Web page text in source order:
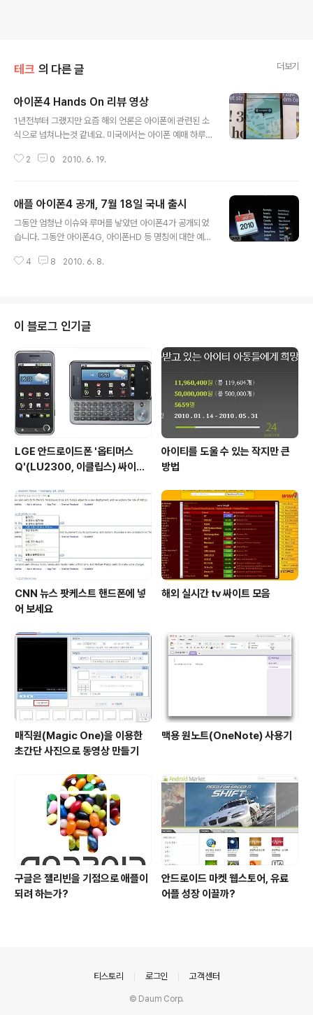
테크 의 다른 글 더보기
아이폰4 Hands On 리뷰 영상
1년전부터 그랬지만 요즘 해외 언론은 아이폰에 관련된 소
식으로 넘쳐나는것 같네요. 미국에서는 아이폰 예매 하루
리면서 예매 사흘만에 100만대를 돌파했던 3GS때의 기
않았하고 하네요. 전체적으로 주문이 워낙 많다보니 배송
일정도 두번이나 연기(6.24->7.2->7.14)되면서 요즘 난
리라고 합니다. 아마 해외 블로거들은 아이폰4를 출시보다
다. 지금 아이폰4와 관련된 사진이나 동영상, 리뷰는 모두
2 0 2010. 6. 19.
애플 아이폰4 공개, 7월 18일 국내 출시
그동안 엄청난 이슈와 루머를 낳았던 아이폰4가 공개되었
습니다. 그동안 아이폰4G, 아이폰HD 등 명칭에 대한 예기
보다 중요한건 중요한건 국내 출시 여부죠. 스티브 잡스의
함되었습니다. 정확한 출시 일은 7월 18일이라고 합니다.
통신사가 명시되지는 않았지만 그동안의 상황들을 본다면
kt에서 출시하지 을까 생각된군요. 올래~ 아이폰4 스펙(상
세 스펙은 애플 홈피 참고) Apple A4 칩 3.5", 960x64
0, 인치당 326픽셀, 800:1 명암대비, IPS iOS4 (아이폰
OS..
4 8 2010. 6. 8.
이 블로그 인기글
LGE 안드로이드폰 '옵티머스
Q'(LU2300, 이클립스) 싸이언
아이티를 도울 수 있는 작지만 큰
방법
CNN 뉴스 팟케스트 핸드폰에 넣
어 보세요
해외 실시간 tv 싸이트 모음
매직원(Magic One)을 이용한
초간단 사진으로 동영상 만들기
맥용 원노트(OneNote) 사용기
구글은 젤리빈을 기점으로 애플이
되려 하는가?
안드로이드 마켓 웹스토어, 유료
어플 성장 이끌까?
티스토리 로그인 고객센터
© Daum Corp.